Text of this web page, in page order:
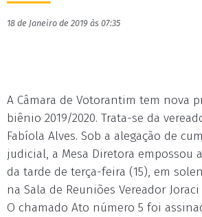
18 de Janeiro de 2019 às 07:35
A Câmara de Votorantim tem nova
biênio 2019/2020. Trata-se da
Fabíola Alves. Sob a alegação de
judicial, a Mesa Diretora empossou
da tarde de terça-feira (15), em
na Sala de Reuniões Vereador
O chamado Ato número 5 foi